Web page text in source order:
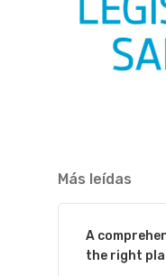
Más leídas
A
the right